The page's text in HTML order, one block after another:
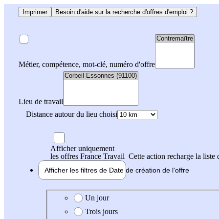
Imprimer Besoin d'aide sur la recherche d'offres d'emploi ?
Métier, compétence, mot-clé, numéro d'offre
Lieu de travail
Distance autour du lieu choisi
Afficher uniquement
les offres France Travail Cette action recharge la liste
Afficher les filtres de Date de création de l'offre
Date de création de l'offre
Un jour
Trois jours